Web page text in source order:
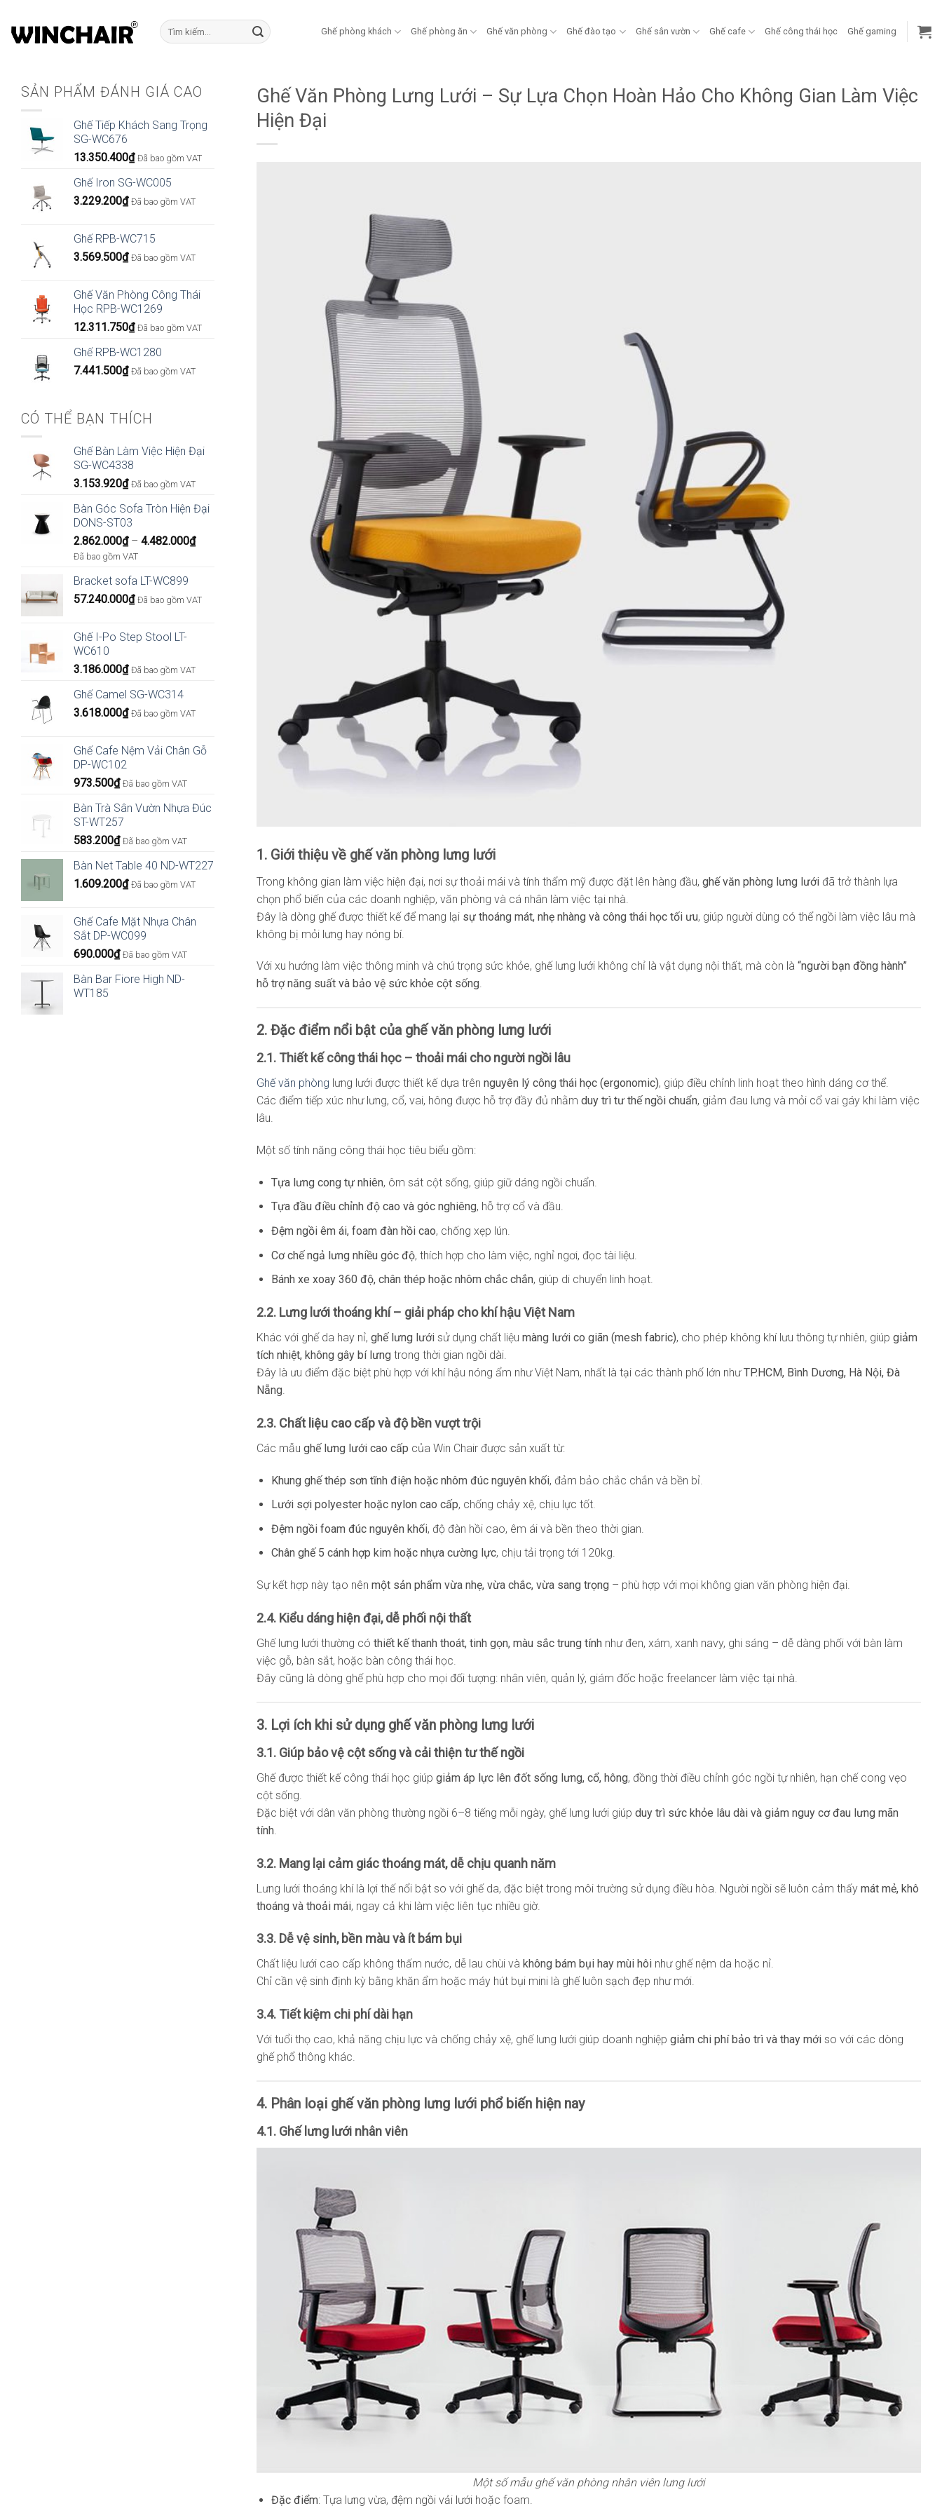
qua
Tìm
kiếm:
Ghế phòng khách Ghế phòng ăn Ghế văn phòng Ghế đào tạo Ghế sân vườn Ghế cafe Ghế công thái học Ghế gaming
SẢN PHẨM ĐÁNH GIÁ CAO
Ghế Tiếp Khách Sang Trọng
SG-WC676
13.350.400₫ Đã bao gồm VAT
Ghế Iron SG-WC005
3.229.200₫ Đã bao gồm VAT
Ghế RPB-WC715
3.569.500₫ Đã bao gồm VAT
Ghế Văn Phòng Công Thái
Học RPB-WC1269
12.311.750₫ Đã bao gồm VAT
Ghế RPB-WC1280
7.441.500₫ Đã bao gồm VAT
CÓ THỂ BẠN THÍCH
Ghế Bàn Làm Việc Hiện Đại
SG-WC4338
3.153.920₫ Đã bao gồm VAT
Bàn Góc Sofa Tròn Hiện Đại
DONS-ST03
2.862.000₫ – 4.482.000₫Khoảng
đến
Đã bao gồm VAT
Bracket sofa LT-WC899
57.240.000₫ Đã bao gồm VAT
Ghế I-Po Step Stool LT-
WC610
3.186.000₫ Đã bao gồm VAT
Ghế Camel SG-WC314
3.618.000₫ Đã bao gồm VAT
Ghế Cafe Nệm Vải Chân Gỗ
DP-WC102
973.500₫ Đã bao gồm VAT
Bàn Trà Sân Vườn Nhựa Đúc
ST-WT257
583.200₫ Đã bao gồm VAT
Bàn Net Table 40 ND-WT227
1.609.200₫ Đã bao gồm VAT
Ghế Cafe Mặt Nhựa Chân
Sắt DP-WC099
690.000₫ Đã bao gồm VAT
Bàn Bar Fiore High ND-
WT185
Ghế Văn Phòng Lưng Lưới – Sự Lựa Chọn Hoàn Hảo Cho Không Gian Làm Việc
Hiện Đại
1. Giới thiệu về ghế văn phòng lưng lưới
Trong không gian làm việc hiện đại, nơi sự thoải mái và tính thẩm mỹ được đặt lên hàng đầu, ghế văn phòng lưng lưới đã trở thành lựa
chọn phổ biến của các doanh nghiệp, văn phòng và cá nhân làm việc tại nhà.
Đây là dòng ghế được thiết kế để mang lại sự thoáng mát, nhẹ nhàng và công thái học tối ưu, giúp người dùng có thể ngồi làm việc lâu mà
không bị mỏi lưng hay nóng bí.
Với xu hướng làm việc thông minh và chú trọng sức khỏe, ghế lưng lưới không chỉ là vật dụng nội thất, mà còn là “người bạn đồng hành”
hỗ trợ năng suất và bảo vệ sức khỏe cột sống.
2. Đặc điểm nổi bật của ghế văn phòng lưng lưới
2.1. Thiết kế công thái học – thoải mái cho người ngồi lâu
Ghế văn phòng lưng lưới được thiết kế dựa trên nguyên lý công thái học (ergonomic), giúp điều chỉnh linh hoạt theo hình dáng cơ thể.
Các điểm tiếp xúc như lưng, cổ, vai, hông được hỗ trợ đầy đủ nhằm duy trì tư thế ngồi chuẩn, giảm đau lưng và mỏi cổ vai gáy khi làm việc
lâu.
Một số tính năng công thái học tiêu biểu gồm:
Tựa lưng cong tự nhiên, ôm sát cột sống, giúp giữ dáng ngồi chuẩn.
Tựa đầu điều chỉnh độ cao và góc nghiêng, hỗ trợ cổ và đầu.
Đệm ngồi êm ái, foam đàn hồi cao, chống xẹp lún.
Cơ chế ngả lưng nhiều góc độ, thích hợp cho làm việc, nghỉ ngơi, đọc tài liệu.
Bánh xe xoay 360 độ, chân thép hoặc nhôm chắc chắn, giúp di chuyển linh hoạt.
2.2. Lưng lưới thoáng khí – giải pháp cho khí hậu Việt Nam
Khác với ghế da hay nỉ, ghế lưng lưới sử dụng chất liệu màng lưới co giãn (mesh fabric), cho phép không khí lưu thông tự nhiên, giúp giảm
tích nhiệt, không gây bí lưng trong thời gian ngồi dài.
Đây là ưu điểm đặc biệt phù hợp với khí hậu nóng ẩm như Việt Nam, nhất là tại các thành phố lớn nhưTP.HCM, Bình Dương, Hà Nội, Đà
Nẵng.
2.3. Chất liệu cao cấp và độ bền vượt trội
Các mẫu ghế lưng lưới cao cấp của Win Chair được sản xuất từ:
Khung ghế thép sơn tĩnh điện hoặc nhôm đúc nguyên khối, đảm bảo chắc chắn và bền bỉ.
Lưới sợi polyester hoặc nylon cao cấp, chống chảy xệ, chịu lực tốt.
Đệm ngồi foam đúc nguyên khối, độ đàn hồi cao, êm ái và bền theo thời gian.
Chân ghế 5 cánh hợp kim hoặc nhựa cường lực, chịu tải trọng tới 120kg.
Sự kết hợp này tạo nên một sản phẩm vừa nhẹ, vừa chắc, vừa sang trọng – phù hợp với mọi không gian văn phòng hiện đại.
2.4. Kiểu dáng hiện đại, dễ phối nội thất
Ghế lưng lưới thường có thiết kế thanh thoát, tinh gọn, màu sắc trung tính như đen, xám, xanh navy, ghi sáng – dễ dàng phối với bàn làm
việc gỗ, bàn sắt, hoặc bàn công thái học.
Đây cũng là dòng ghế phù hợp cho mọi đối tượng: nhân viên, quản lý, giám đốc hoặc freelancer làm việc tại nhà.
3. Lợi ích khi sử dụng ghế văn phòng lưng lưới
3.1. Giúp bảo vệ cột sống và cải thiện tư thế ngồi
Ghế được thiết kế công thái học giúp giảm áp lực lên đốt sống lưng, cổ, hông, đồng thời điều chỉnh góc ngồi tự nhiên, hạn chế cong vẹo
cột sống.
Đặc biệt với dân văn phòng thường ngồi 6–8 tiếng mỗi ngày, ghế lưng lưới giúp duy trì sức khỏe lâu dài và giảm nguy cơ đau lưng mãn
tính
3.2. Mang lại cảm giác thoáng mát, dễ chịu quanh năm
Lưng lưới thoáng khí là lợi thế nổi bật so với ghế da, đặc biệt trong môi trường sử dụng điều hòa. Người ngồi sẽ luôn cảm thấy mát mẻ, khô
thoáng và thoải mái, ngay cả khi làm việc liên tục nhiều giờ.
3.3. Dễ vệ sinh, bền màu và ít bám bụi
Chất liệu lưới cao cấp không thấm nước, dễ lau chùi và không bám bụi hay mùi hôi như ghế nệm da hoặc nỉ.
Chỉ cần vệ sinh định kỳ bằng khăn ẩm hoặc máy hút bụi mini là ghế luôn sạch đẹp như mới.
3.4. Tiết kiệm chi phí dài hạn
Với tuổi thọ cao, khả năng chịu lực và chống chảy xệ, ghế lưng lưới giúp doanh nghiệp giảm chi phí bảo trì và thay mới so với các dòng
ghế phổ thông khác.
4. Phân loại ghế văn phòng lưng lưới phổ biến hiện nay
4.1. Ghế lưng lưới nhân viên
Một số mẫu ghế văn phòng nhân viên lưng lưới
Đặc điểm: Tựa lưng vừa, đệm ngồi vải lưới hoặc foam.